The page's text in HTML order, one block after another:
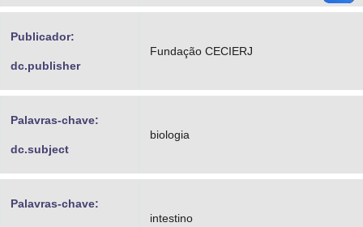
Publicador:
dc.publisher
Fundação CECIERJ
Palavras-chave:
dc.subject
biologia
Palavras-chave:
intestino